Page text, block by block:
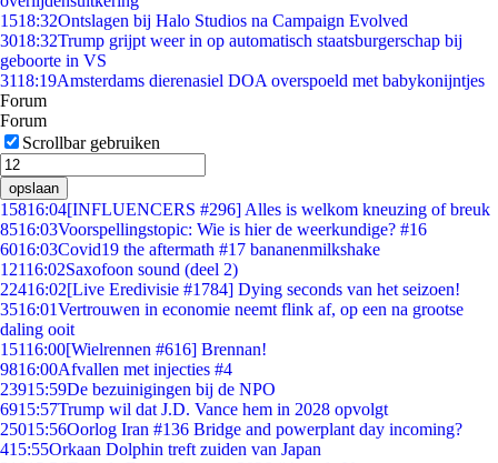
1518:32Ontslagen bij Halo Studios na Campaign Evolved
3018:32Trump grijpt weer in op automatisch staatsburgerschap bij
geboorte in VS
3118:19Amsterdams dierenasiel DOA overspoeld met babykonijntjes
Forum
Forum
Scrollbar gebruiken
opslaan
15816:04[INFLUENCERS #296] Alles is welkom kneuzing of breuk
8516:03Voorspellingstopic: Wie is hier de weerkundige? #16
6016:03Covid19 the aftermath #17 bananenmilkshake
12116:02Saxofoon sound (deel 2)
22416:02[Live Eredivisie #1784] Dying seconds van het seizoen!
3516:01Vertrouwen in economie neemt flink af, op een na grootse
daling ooit
15116:00[Wielrennen #616] Brennan!
9816:00Afvallen met injecties #4
23915:59De bezuinigingen bij de NPO
6915:57Trump wil dat J.D. Vance hem in 2028 opvolgt
25015:56Oorlog Iran #136 Bridge and powerplant day incoming?
415:55Orkaan Dolphin treft zuiden van Japan